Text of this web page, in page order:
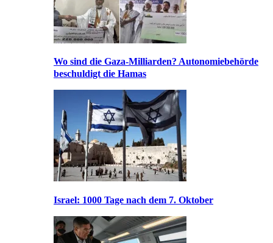
Wo sind die Gaza-Milliarden? Autonomiebehörde
beschuldigt die Hamas
Israel: 1000 Tage nach dem 7. Oktober